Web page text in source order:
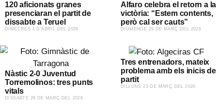
120 aficionats granes
presenciaran el partit de
dissabte a Teruel
​DIMECRES 1 D'ABRIL DEL 2026
Alfaro celebra el retorn a la
victòria: “Estem contents,
però cal ser cauts”
​DIUMENGE 29 DE MARÇ DEL 2026
Nàstic 2-0 Juventud
Torremolinos: tres punts
vitals
​DISSABTE 28 DE MARÇ DEL 2026
Tres entrenadors, mateix
problema amb els inicis de
partit
​DILLUNS 23 DE MARÇ DEL 2026